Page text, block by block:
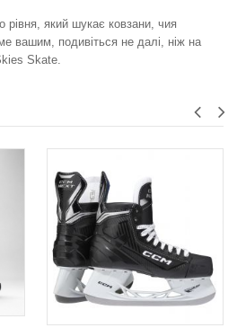
рівня, який шукає ковзани, чия
вашим, подивіться не далі, ніж на
Skate.